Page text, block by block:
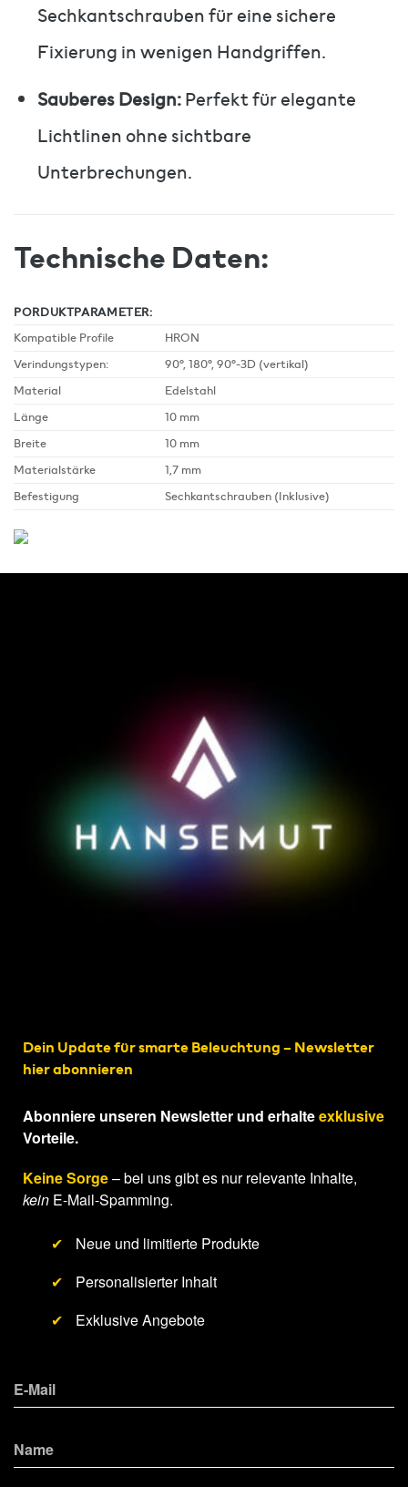
Sechkantschrauben für eine sichere
Fixierung in wenigen Handgriffen.
Sauberes Design:Perfekt für elegante
Lichtlinen ohne sichtbare
Unterbrechungen.
Technische Daten:
PORDUKTPARAMETER:
Kompatible Profile
HRON
Verindungstypen:
90°, 180°, 90°-3D (vertikal)
Material
Edelstahl
Länge
10 mm
Breite
10 mm
Materialstärke
1,7 mm
Befestigung
Sechkantschrauben (Inklusive)
Dein Update für smarte Beleuchtung – Newsletter
hier abonnieren
Abonniere unseren Newsletter und erhalteexklusive
Vorteile.
Keine Sorge– bei uns gibt es nur relevante Inhalte,
kein E-Mail-Spamming.
✔
Neue und limitierte Produkte
✔
Personalisierter Inhalt
✔
Exklusive Angebote